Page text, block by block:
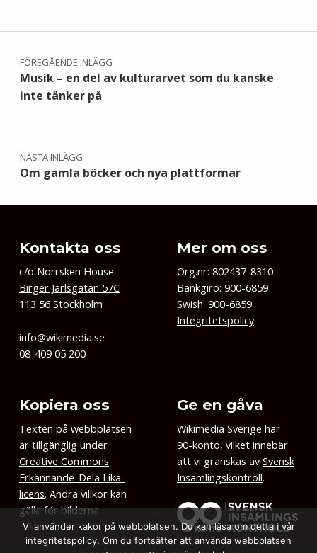
Inläggsnavigering
FÖREGÅENDE INLÄGG
Musik – en del av kulturarvet som du kanske
inte tänker på
NÄSTA INLÄGG
Om gamla böcker och nya plattformar
Kontakta oss
c/o Norrsken House
Birger Jarlsgatan 57C
113 56 Stockholm
info@wikimedia.se
08-409 05 200
Mer om oss
Org.nr: 802437-8310
Bankgiro: 900-6859
Swish: 900-6859
Integritetspolicy
Kopiera oss
Texten på webbplatsen
är tillgänglig under
Creative Commons
Erkännande-Dela Lika-
licens. Andra villkor kan
gälla för bilderna.
Ge en gåva
Wikimedia Sverige har
90-konto, vilket innebär
att vi granskas av Svensk
Insamlingskontroll.
Vi använder kakor på webbplatsen. Du kan läsa om detta i vår
integritetspolicy. Om du fortsätter att använda webbplatsen